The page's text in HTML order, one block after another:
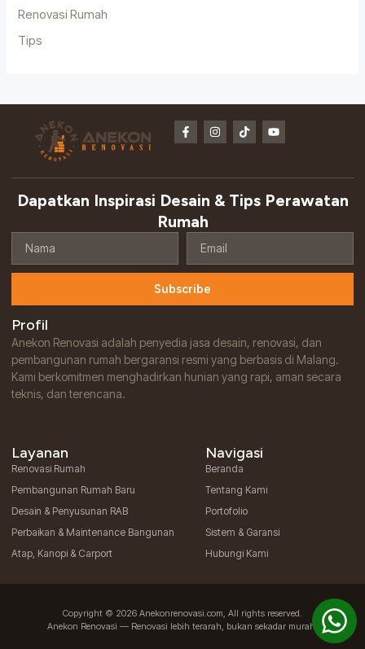
Renovasi Rumah
Tips
F
a
c
o
k
-
f
I
n
s
g
r
a
T
i
k
k
Y
o
u
b
e
Dapatkan Inspirasi Desain & Tips Perawatan
Rumah
Subscribe
Profil
Anekon Renovasi adalah penyedia jasa desain, renovasi, dan
pembangunan rumah bergaransi resmi yang berbasis di Malang.
Kami berkomitmen menghadirkan hunian yang rapi, aman secara
teknis, dan terencana.
Layanan
Renovasi Rumah
Pembangunan Rumah Baru
Desain & Penyusunan RAB
Perbaikan & Maintenance Bangunan
Atap, Kanopi & Carport
Navigasi
Beranda
Tentang Kami
Portofolio
Sistem & Garansi
Hubungi Kami
Copyright © 2026 Anekonrenovasi.com, All rights reserved.
Anekon Renovasi — Renovasi lebih terarah, bukan sekadar murah.